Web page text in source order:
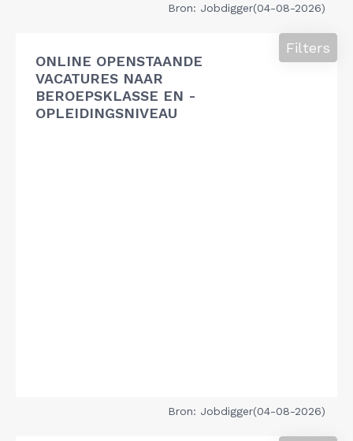
Bron: Jobdigger(04-08-2026)
ONLINE OPENSTAANDE
VACATURES NAAR
BEROEPSKLASSE EN -
OPLEIDINGSNIVEAU
Filters
Bron: Jobdigger(04-08-2026)